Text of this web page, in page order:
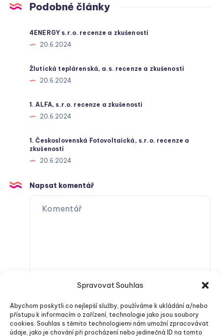
Spravovat Souhlas
Abychom poskytli co nejlepší služby, používáme k ukládání a/nebo
přístupu k informacím o zařízení, technologie jako jsou soubory
cookies. Souhlas s těmito technologiemi nám umožní zpracovávat
údaje, jako je chování při procházení nebo jedinečná ID na tomto
Podobné články
4ENERGY s.r.o. recenze a zkušenosti
20.6.2024
Žlutická teplárenská, a.s. recenze a zkušenosti
20.6.2024
1. ALFA, s.r.o. recenze a zkušenosti
20.6.2024
1. Československá Fotovoltaická, s.r.o. recenze a
zkušenosti
20.6.2024
Napsat komentář